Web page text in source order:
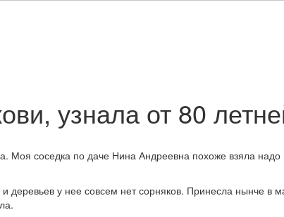
узнала от 80
Моя соседка по даче Нина Андреевна похоже взяла
деревьев у нее совсем нет сорняков. Принесла нынче в